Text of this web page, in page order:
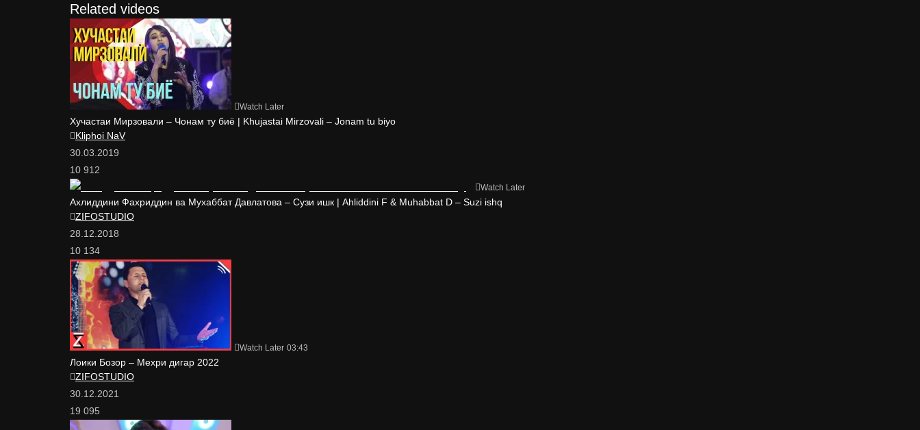
Related videos
Watch Later
Хучастаи Мирзовали – Чонам ту биё | Khujastai Mirzovali – Jonam tu biyo
Kliphoi NaV
30.03.2019
10 912
Watch Later
Ахлиддини Фахриддин ва Мухаббат Давлатова – Сузи ишк | Ahliddini F & Muhabbat D – Suzi ishq
ZIFOSTUDIO
28.12.2018
10 134
Watch Later 03:43
Лоики Бозор – Мехри дигар 2022
ZIFOSTUDIO
30.12.2021
19 095